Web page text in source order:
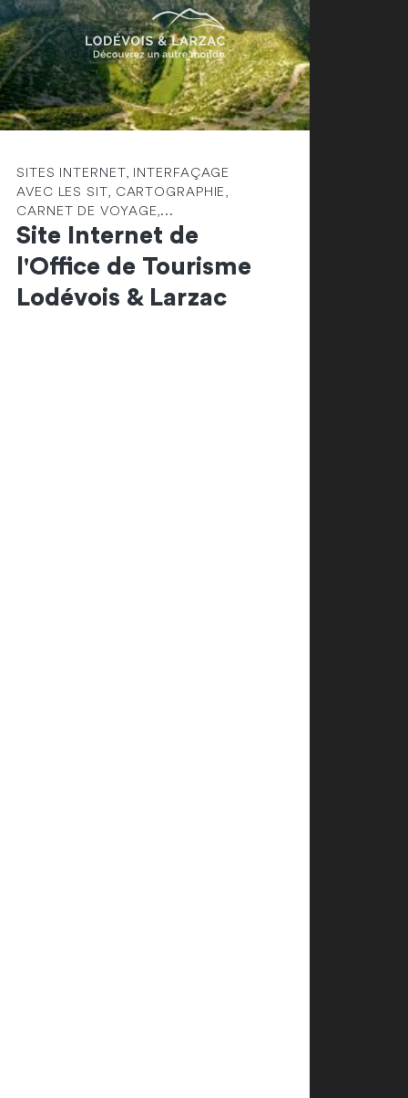
SITES INTERNET, INTERFAÇAGE
AVEC LES SIT, CARTOGRAPHIE,
CARNET DE VOYAGE,...
Site Internet de
l'Office de Tourisme
Lodévois & Larzac